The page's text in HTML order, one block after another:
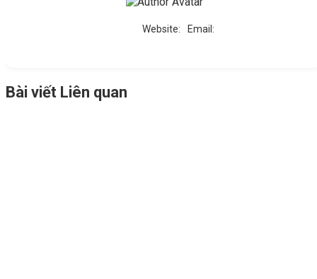
Website: Email:
Bài viết Liên quan